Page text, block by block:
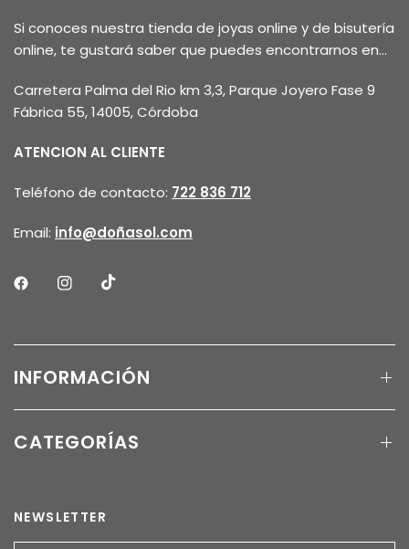
Si conoces nuestra tienda de joyas online y de bisutería
online, te gustará saber que puedes encontrarnos en...
Carretera Palma del Rio km 3,3, Parque Joyero Fase 9
Fábrica 55, 14005, Córdoba
ATENCION AL CLIENTE
Teléfono de contacto: 722 836 712
Email: info@doñasol.com
INFORMACIÓN
CATEGORÍAS
NEWSLETTER